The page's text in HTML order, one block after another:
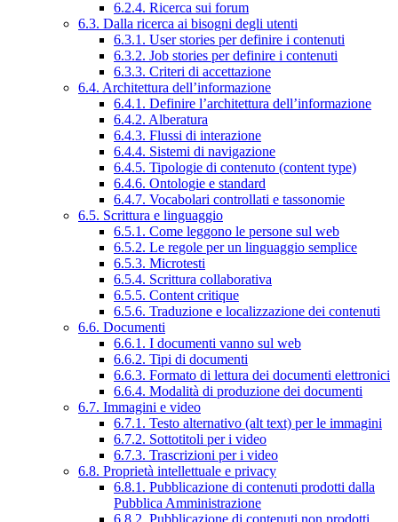
6.2.4. Ricerca sui forum
6.3. Dalla ricerca ai bisogni degli utenti
6.3.1. User stories per definire i contenuti
6.3.2. Job stories per definire i contenuti
6.3.3. Criteri di accettazione
6.4. Architettura dell’informazione
6.4.1. Definire l’architettura dell’informazione
6.4.2. Alberatura
6.4.3. Flussi di interazione
6.4.4. Sistemi di navigazione
6.4.5. Tipologie di contenuto (content type)
6.4.6. Ontologie e standard
6.4.7. Vocabolari controllati e tassonomie
6.5. Scrittura e linguaggio
6.5.1. Come leggono le persone sul web
6.5.2. Le regole per un linguaggio semplice
6.5.3. Microtesti
6.5.4. Scrittura collaborativa
6.5.5. Content critique
6.5.6. Traduzione e localizzazione dei contenuti
6.6. Documenti
6.6.1. I documenti vanno sul web
6.6.2. Tipi di documenti
6.6.3. Formato di lettura dei documenti elettronici
6.6.4. Modalità di produzione dei documenti
6.7. Immagini e video
6.7.1. Testo alternativo (alt text) per le immagini
6.7.2. Sottotitoli per i video
6.7.3. Trascrizioni per i video
6.8. Proprietà intellettuale e privacy
6.8.1. Pubblicazione di contenuti prodotti dalla
Pubblica Amministrazione
6.8.2. Pubblicazione di contenuti non prodotti